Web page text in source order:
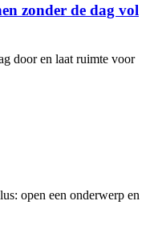
zonder de dag vol
door en laat ruimte voor
open een onderwerp en